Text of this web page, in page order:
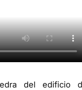
del edificio